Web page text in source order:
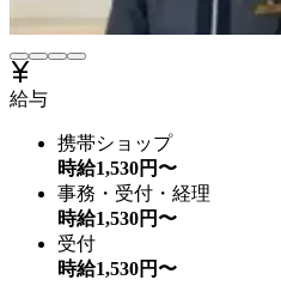
給与
携帯ショップ
時給1,530円〜
事務・受付・経理
時給1,530円〜
受付
時給1,530円〜